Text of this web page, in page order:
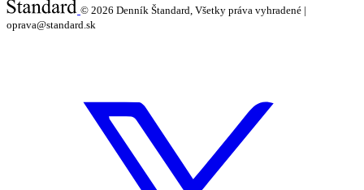
© 2026 Denník Štandard, Všetky práva vyhradené |
oprava@standard.sk